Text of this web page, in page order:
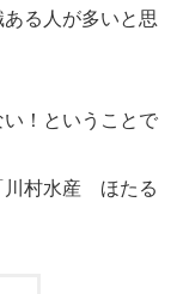
る人が多いと思
！ということで
川村水産 ほたる